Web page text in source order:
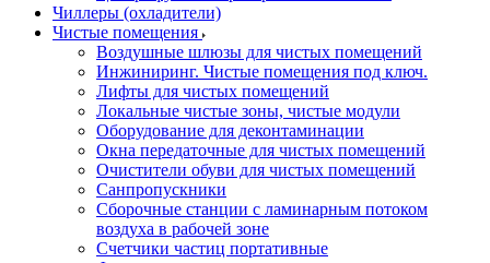
Чиллеры (охладители)
Чистые помещения
Воздушные шлюзы для чистых помещений
Инжиниринг. Чистые помещения под ключ.
Лифты для чистых помещений
Локальные чистые зоны, чистые модули
Оборудование для деконтаминации
Окна передаточные для чистых помещений
Очистители обуви для чистых помещений
Санпропускники
Сборочные станции с ламинарным потоком
воздуха в рабочей зоне
Счетчики частиц портативные